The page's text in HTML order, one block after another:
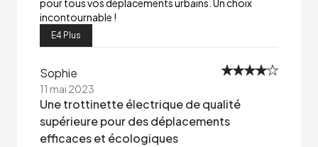
pour tous vos déplacements urbains. Un choix
incontournable !
E4 Plus
Sophie
11 mai 2023
Une trottinette électrique de qualité
supérieure pour des déplacements
efficaces et écologiques